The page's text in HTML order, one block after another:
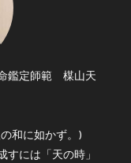
鑑定師範 楳山天
和に如かず。)
には「天の時」